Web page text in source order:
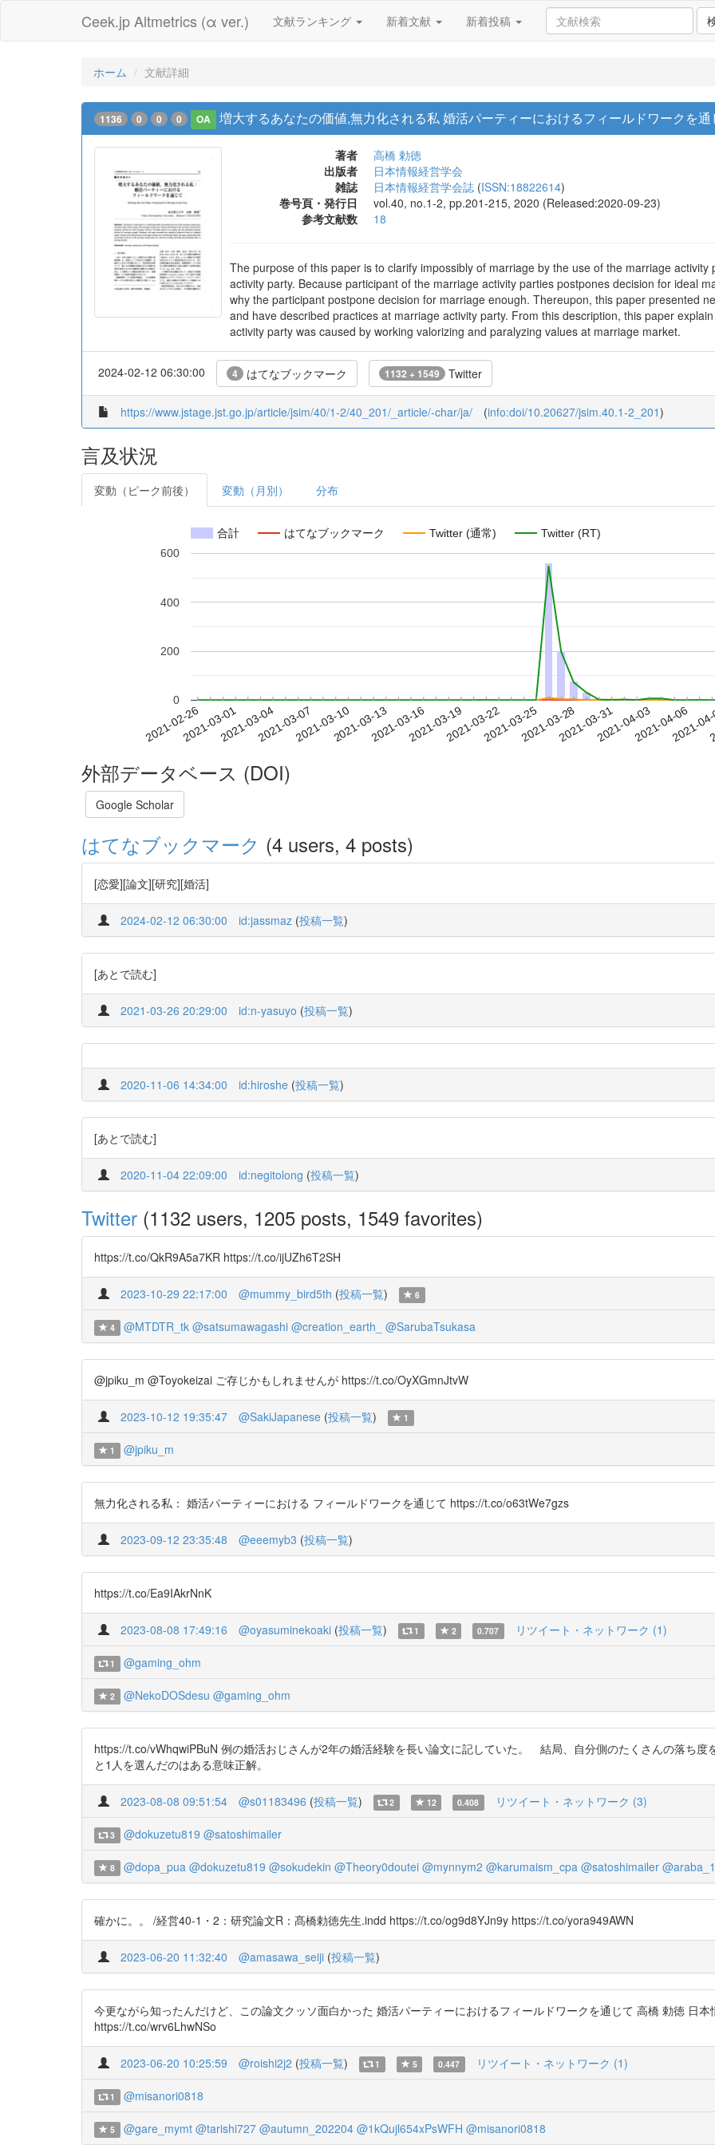
Ceek.jp Altmetrics (α ver.) 文献ランキング 新着文献 新着投稿
ホーム 文献詳細
1136 0 0 0 OA 増大するあなたの価値,無力化される私 婚活パーティーにおけるフィールドワークを通
著者
高橋 勅徳
出版者
日本情報経営学会
雑誌
日本情報経営学会誌 (ISSN:18822614)
巻号頁・発行日
vol.40, no.1-2, pp.201-215, 2020 (Released:2020-09-23)
参考文献数
18
The purpose of this paper is to clarify impossibly of marriage by the use of the marriage
activity party. Because participant of the marriage activity parties postpones decision for ideal
why the participant postpone decision for marriage enough. Thereupon, this paper presented
and have described practices at marriage activity party. From this description, this paper
activity party was caused by working valorizing and paralyzing values at marriage market.
2024-02-12 06:30:00 4 はてなブックマーク 1132 + 1549 Twitter
https://www.jstage.jst.go.jp/article/jsim/40/1-2/40_201/_article/-char/ja/ (info:doi/10.20627/jsim.40.1-2_201)
言及状況
変動（ピーク前後） 変動（月別） 分布
合計 はてなブックマーク Twitter (通常) Twitter (RT)
2021-02-262021-03-012021-03-042021-03-072021-03-102021-03-132021-03-162021-03-192021-03-222021-03-252021-03-282021-03-312021-04-032021-04-06
2021-
0
200
400
600
外部データベース (DOI)
Google Scholar
はてなブックマーク (4 users, 4 posts)
[恋愛][論文][研究][婚活]
2024-02-12 06:30:00 id:jassmaz (投稿一覧)
[あとで読む]
2021-03-26 20:29:00 id:n-yasuyo (投稿一覧)
2020-11-06 14:34:00 id:hiroshe (投稿一覧)
[あとで読む]
2020-11-04 22:09:00 id:negitolong (投稿一覧)
Twitter (1132 users, 1205 posts, 1549 favorites)
https://t.co/QkR9A5a7KR https://t.co/ijUZh6T2SH
2023-10-29 22:17:00 @mummy_bird5th (投稿一覧) 6
4 @MTDTR_tk @satsumawagashi @creation_earth_ @SarubaTsukasa
@jpiku_m @Toyokeizai ご存じかもしれませんが https://t.co/OyXGmnJtvW
2023-10-12 19:35:47 @SakiJapanese (投稿一覧) 1
1 @jpiku_m
無力化される私： 婚活パーティーにおける フィールドワークを通じて https://t.co/o63tWe7gzs
2023-09-12 23:35:48 @eeemyb3 (投稿一覧)
https://t.co/Ea9IAkrNnK
2023-08-08 17:49:16 @oyasuminekoaki (投稿一覧) 1 2 0.707 リツイート・ネットワーク (1)
1 @gaming_ohm
2 @NekoDOSdesu @gaming_ohm
https://t.co/vWhqwiPBuN 例の婚活おじさんが2年の婚活経験を長い論文に記していた。 結局、自分側のたくさんの落ち
と1人を選んだのはある意味正解。
2023-08-08 09:51:54 @s01183496 (投稿一覧) 2 12 0.408 リツイート・ネットワーク (3)
3 @dokuzetu819 @satoshimailer
8 @dopa_pua @dokuzetu819 @sokudekin @Theory0doutei @mynnym2 @karumaism_cpa @satoshimailer
確かに。。 /経営40-1・2：研究論文R：髙橋勅徳先生.indd https://t.co/og9d8YJn9y https://t.co/yora949AWN
2023-06-20 11:32:40 @amasawa_seiji (投稿一覧)
今更ながら知ったんだけど、この論文クッソ面白かった 婚活パーティーにおけるフィールドワークを通じて 高橋 勅徳 日
https://t.co/wrv6LhwNSo
2023-06-20 10:25:59 @roishi2j2 (投稿一覧) 1 5 0.447 リツイート・ネットワーク (1)
1 @misanori0818
5 @gare_mymt @tarishi727 @autumn_202204 @1kQujl654xPsWFH @misanori0818